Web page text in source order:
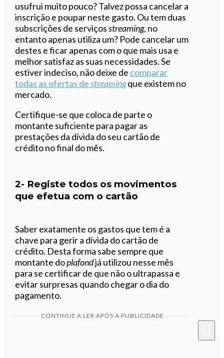
usufrui muito pouco? Talvez possa cancelar a
inscrição e poupar neste gasto. Ou tem duas
subscrições de serviçosstreaming, no
entanto apenas utiliza um? Pode cancelar um
destes e ficar apenas com o que mais usa e
melhor satisfaz as suas necessidades. Se
estiver indeciso, não deixe de comparar
todas as ofertas destreamingque existem no
mercado.
Certifique-se que coloca de parte o
montante suficiente para pagar as
prestações da dívida do seu cartão de
crédito no final do mês.
2- Registe todos os movimentos
que efetua com o cartão
Saber exatamente os gastos que tem é a
chave para gerir a dívida do cartão de
crédito. Desta forma sabe sempre que
montante doplafondjá utilizou nesse mês
para se certificar de que não o ultrapassa e
evitar surpresas quando chegar o dia do
pagamento.
CONTINUE A LER APÓS A PUBLICIDADE